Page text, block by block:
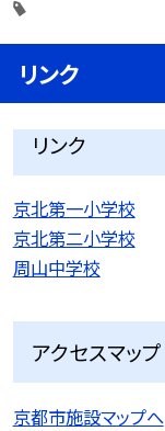
リンク
リンク
京北第一小学校
京北第二小学校
周山中学校
アクセスマップ
京都市施設マップへ